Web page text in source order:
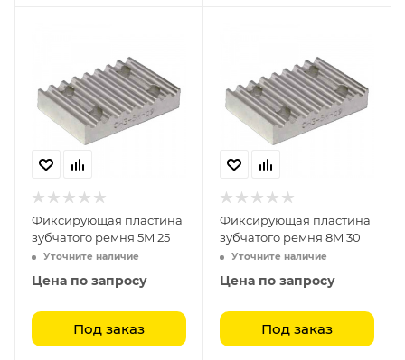
Фиксирующая пластина
зубчатого ремня 5M 25
Уточните наличие
Цена по запросу
Под заказ
Фиксирующая пластина
зубчатого ремня 8M 30
Уточните наличие
Цена по запросу
Под заказ